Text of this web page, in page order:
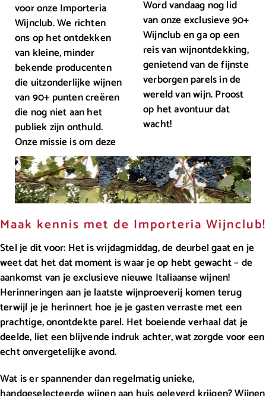
voor onze Importeria
Wijnclub. We richten
ons op het ontdekken
van kleine, minder
bekende producenten
die uitzonderlijke wijnen
van 90+ punten creëren
die nog niet aan het
publiek zijn onthuld.
Onze missie is om deze
Word vandaag nog lid
van onze exclusieve 90+
Wijnclub en ga op een
reis van wijnontdekking,
genietend van de fijnste
verborgen parels in de
wereld van wijn. Proost
op het avontuur dat
wacht!
Maak kennis met de Importeria Wijnclub!
Stel je dit voor: Het is vrijdagmiddag, de deurbel gaat en je
weet dat het dat moment is waar je op hebt gewacht – de
aankomst van je exclusieve nieuwe Italiaanse wijnen!
Herinneringen aan je laatste wijnproeverij komen terug
terwijl je je herinnert hoe je je gasten verraste met een
prachtige, onontdekte parel. Het boeiende verhaal dat je
deelde, liet een blijvende indruk achter, wat zorgde voor een
echt onvergetelijke avond.
Wat is er spannender dan regelmatig unieke,